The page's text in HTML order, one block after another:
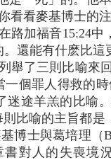
看看麥基博士的
路加福音15:24
還能有什麽比這
舉了三則比喻來
個罪人得救的
迷途羊羔的比喻
比喻的主旨都
博士與葛培理
對人的失喪境